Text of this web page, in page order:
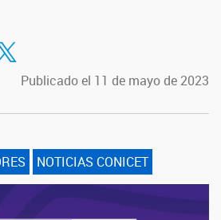
en Facebook
en Twitter
Publicado el 11 de mayo de 2023
NOTICIAS CONICET